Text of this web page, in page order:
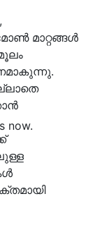
now.
മാറ്റങ്ങൾ